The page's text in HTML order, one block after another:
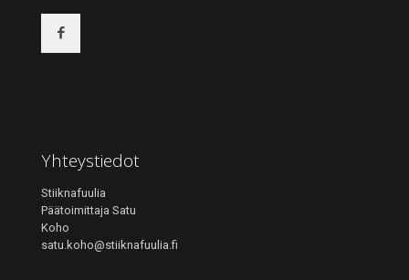
Yhteystiedot
Stiiknafuulia
Päätoimittaja Satu
Koho
satu.koho@stiiknafuulia.fi